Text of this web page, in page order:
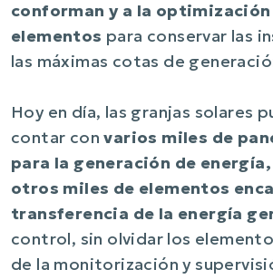
conforman y a la
elementos para conservar las
las máximas cotas de
Hoy en día, las granjas solares
contar convarios miles de
para la generación de
otros miles de elementos
transferencia de la energía
control, sin olvidar los
de la monitorización y